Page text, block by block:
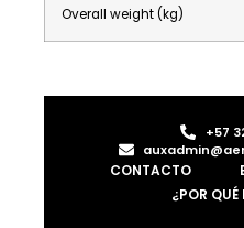
Overall weight (kg)